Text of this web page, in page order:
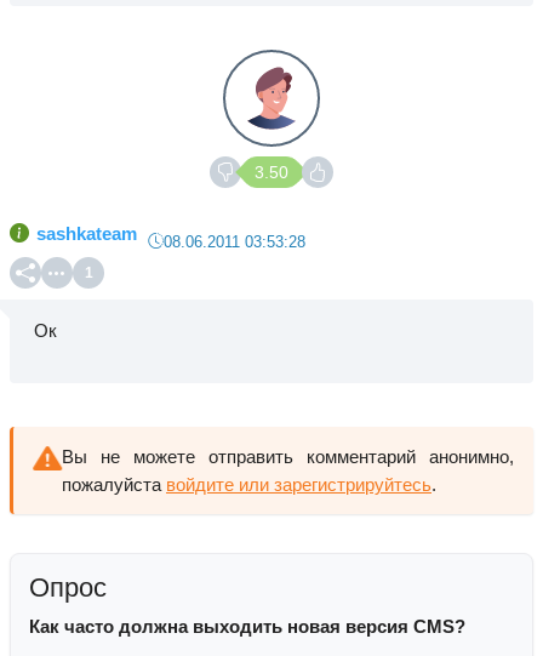
3.50
sashkateam 08.06.2011 03:53:28
1
Ок
Вы не можете отправить комментарий анонимно,
пожалуйста войдите или зарегистрируйтесь.
Опрос
Как часто должна выходить новая версия CMS?